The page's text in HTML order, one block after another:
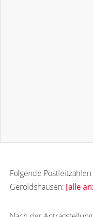
Folgende
Geroldshausen: [alle